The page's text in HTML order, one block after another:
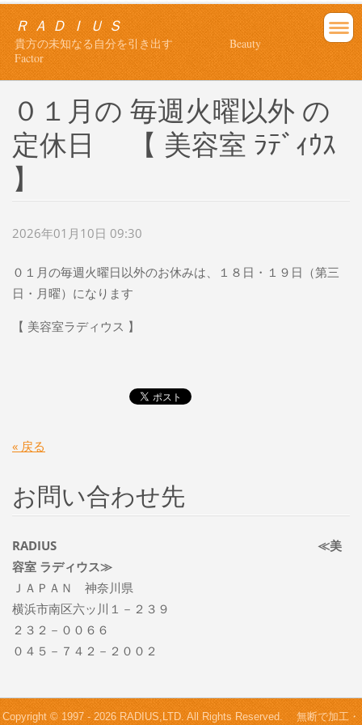
Ｒ Ａ Ｄ Ｉ Ｕ Ｓ
貴方の未知なる自分を引き出す Beauty
Factor
０１月の 毎週火曜以外 の
定休日 【 美容室 ﾗﾃﾞｨｳｽ
】
2026年01月10日 09:30
０１月の毎週火曜日以外のお休みは、１８日・１９日（第三
日・月曜）になります
【 美容室ラディウス 】
« 戻る
お問い合わせ先
RADIUS ≪美
容室 ラディウス≫
ＪＡＰＡＮ 神奈川県
横浜市南区六ッ川１－２３９
２３２－００６６
０４５－７４２－２００２
Copyright © 1997 - 2026 RADIUS,LTD. All Rights Reserved. 無断で加工・